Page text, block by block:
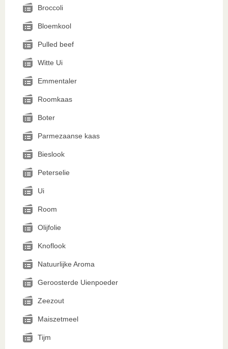
Broccoli
Bloemkool
Pulled beef
Witte Ui
Emmentaler
Roomkaas
Boter
Parmezaanse kaas
Bieslook
Peterselie
Ui
Room
Olijfolie
Knoflook
Natuurlijke Aroma
Geroosterde Uienpoeder
Zeezout
Maiszetmeel
Tijm